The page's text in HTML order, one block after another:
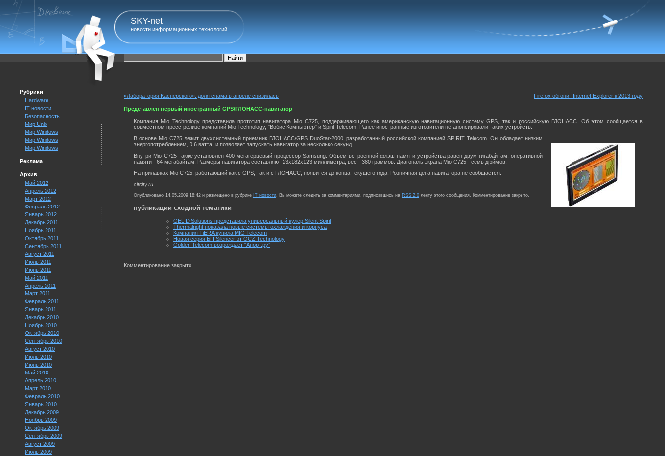
SKY-net
новости информационных технологий
Рубрики
Hardware
IT новости
Безопасность
Мир Unix
Мир Windows
Мир Windows
Мир Windows
Реклама
Архив
Май 2012
Апрель 2012
Март 2012
Февраль 2012
Январь 2012
Декабрь 2011
Ноябрь 2011
Октябрь 2011
Сентябрь 2011
Август 2011
Июль 2011
Июнь 2011
Май 2011
Апрель 2011
Март 2011
Февраль 2011
Январь 2011
Декабрь 2010
Ноябрь 2010
Октябрь 2010
Сентябрь 2010
Август 2010
Июль 2010
Июнь 2010
Май 2010
Апрель 2010
Март 2010
Февраль 2010
Январь 2010
Декабрь 2009
Ноябрь 2009
Октябрь 2009
Сентябрь 2009
Август 2009
Июль 2009
«Лаборатория Касперского»: доля спама в апреле снизилась Firefox обгонит Internet Explorer к 2013 году
Представлен первый иностранный GPS/ГЛОНАСС-навигатор
Компания Mio Technology представила прототип навигатора Mio C725, поддерживающего как американскую навигационную систему GPS, так и российскую ГЛОНАСС. Об этом сообщается в
совместном пресс-релизе компаний Mio Technology, "Вобис Компьютер" и Spirit Telecom. Ранее иностранные изготовители не анонсировали таких устройств.
В основе Mio C725 лежит двухсистемный приемник ГЛОНАСС/GPS DuoStar-2000, разработанный российской компанией SPIRIT Telecom. Он обладает низким
энергопотреблением, 0,6 ватта, и позволяет запускать навигатор за несколько секунд.
Внутри Mio C725 также установлен 400-мегагерцевый процессор Samsung. Объем встроенной флэш-памяти устройства равен двум гигабайтам, оперативной
памяти - 64 мегабайтам. Размеры навигатора составляют 23x182x123 миллиметра, вес - 380 граммов. Диагональ экрана Mio C725 - семь дюймов.
На прилавках Mio C725, работающий как с GPS, так и с ГЛОНАСС, появится до конца текущего года. Розничная цена навигатора не сообщается.
citcity.ru
Опубликовано 14.05.2009 18:42 и размещено в рубрике IT новости. Вы можете следить за комментариями, подписавшись на RSS 2.0 ленту этого сообщения. Комментирование закрыто.
публикации сходной тематики
GELID Solutions представила универсальный кулер Silent Spirit
Thermalright показала новые системы охлаждения и корпуса
Компания TiERA купила MIG Telecom
Новая серия БП Silencer от OCZ Technology
Golden Telecom возрождает “Апорт.ру”
Комментирование закрыто.